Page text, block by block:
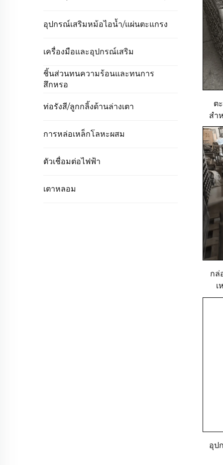
อุปกรณ์เสริมหม้อไอน้ำ/แผ่นตะแกรง
เครื่องมือและอุปกรณ์เสริม
ชิ้นส่วนทนความร้อนและทนการ
สึกหรอ
ท่อรังสี/ลูกกลิ้งด้านล่างเตา
การหล่อเหล็กโลหะผสม
ตัวเชื่อมต่อไฟฟ้า
เตาหลอม
ต
สำ
กล่
เ
บ
อุป